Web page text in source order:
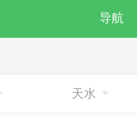
导航
知识
天水